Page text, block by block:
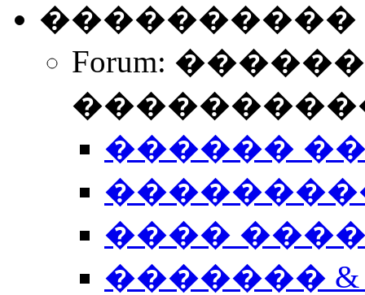
����������
Forum:
������
����
�������